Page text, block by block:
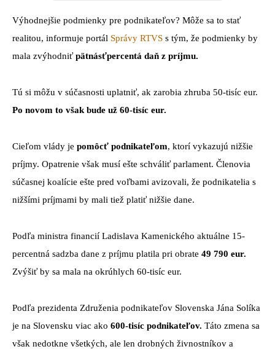
Výhodnejšie podmienky pre podnikateľov? Môže sa to stať
realitou, informuje portál Správy RTVS s tým, že podmienky by
mala zvýhodniť pätnásťpercentá daň z príjmu.
Tú si môžu v súčasnosti uplatniť, ak zarobia zhruba 50-tisíc eur.
Po novom to však bude už 60-tisíc eur.
Cieľom vlády je pomôcť podnikateľom, ktorí vykazujú nižšie
príjmy. Opatrenie však musí ešte schváliť parlament. Členovia
súčasnej koalície ešte pred voľbami avizovali, že podnikatelia s
nižšími príjmami by mali tiež platiť nižšie dane.
Podľa ministra financií Ladislava Kamenického aktuálne 15-
percentná sadzba dane z príjmu platila pri obrate 49 790 eur.
Zvýšiť by sa mala na okrúhlych 60-tisíc eur.
Podľa prezidenta Združenia podnikateľov Slovenska Jána Solíka
je na Slovensku viac ako 600-tisíc podnikateľov. Táto zmena sa
však nedotkne všetkých, ale len drobných živnostníkov a